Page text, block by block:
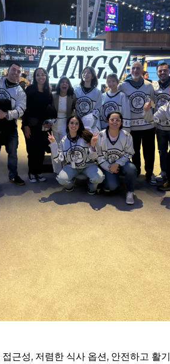
근성, 저렴한 식사 옵션, 안전하고 활